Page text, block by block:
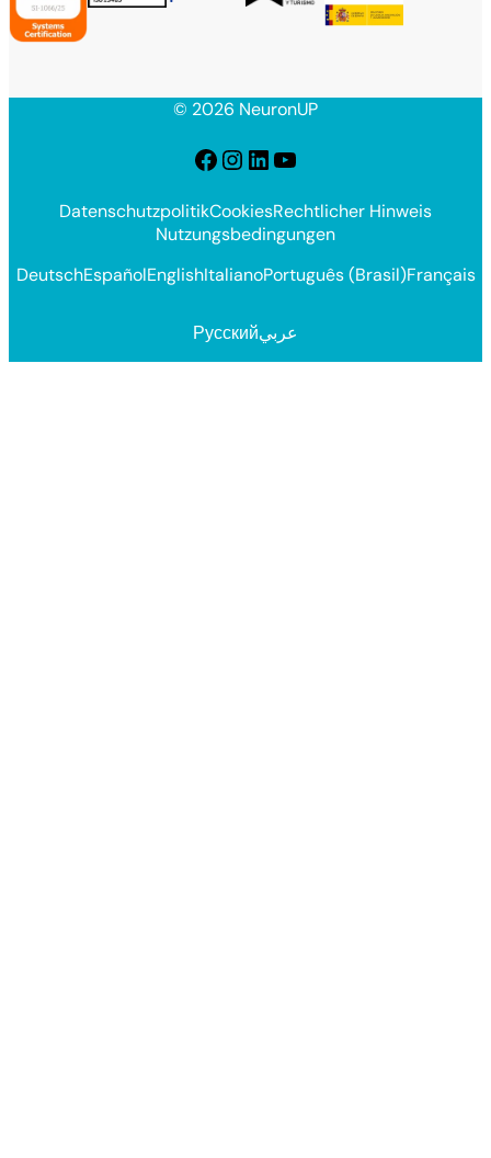
© 2026 NeuronUP
Facebook
Instagram
LinkedIn
YouTube
DatenschutzpolitikCookiesRechtlicher Hinweis
Nutzungsbedingungen
DeutschEspañolEnglishItalianoPortuguês (Brasil)Français
Русскийعربي